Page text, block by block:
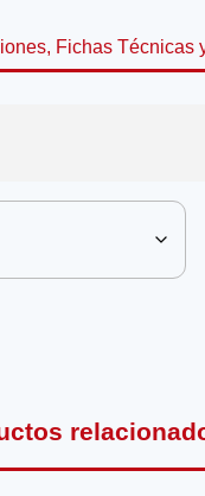
Fichas Técnicas